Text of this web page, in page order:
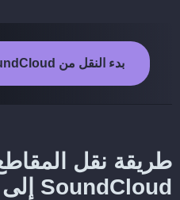
بدء النقل من SoundCloud إلى Apple Music
طريقة نقل
SoundCloud إلى Apple Music